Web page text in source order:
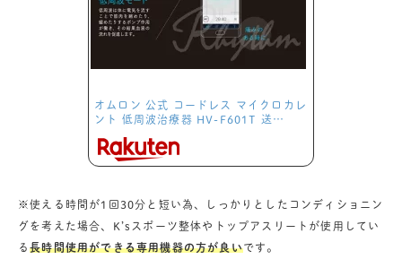
オムロン 公式 コードレス マイクロカレ
ント 低周波治療器 HV-F601T 送…
※使える時間が1回30分と短い為、しっかりとしたコンディショニン
グを考えた場合、K’sスポーツ整体やトップアスリートが使用してい
る長時間使用ができる専用機器の方が良いです。